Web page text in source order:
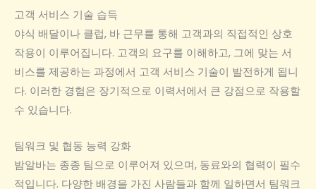
고객 서비스 기술 습득
야식 배달이나 클럽, 바 근무를 통해 고객과의 직접적인 상호
작용이 이루어집니다. 고객의 요구를 이해하고, 그에 맞는 서
비스를 제공하는 과정에서 고객 서비스 기술이 발전하게 됩니
다. 이러한 경험은 장기적으로 이력서에서 큰 강점으로 작용할
수 있습니다.
팀워크 및 협동 능력 강화
밤알바는 종종 팀으로 이루어져 있으며, 동료와의 협력이 필수
적입니다. 다양한 배경을 가진 사람들과 함께 일하면서 팀워크